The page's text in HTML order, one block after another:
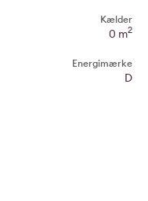
Kælder
0 m2
Energimærke
D